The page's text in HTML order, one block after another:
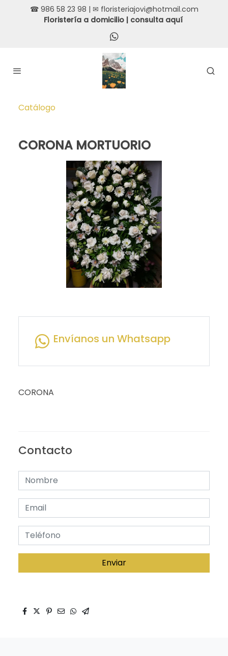
☎ 986 58 23 98 | ✉ floristeriajovi@hotmail.com
Floristería a domicilio | consulta aquí
Catálogo
CORONA MORTUORIO
Envíanos un Whatsapp
CORONA
Contacto
Enviar